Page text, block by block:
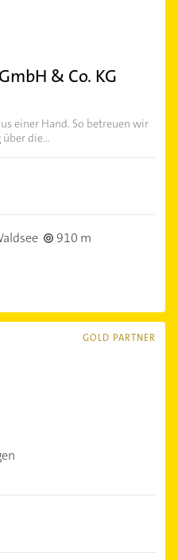
& Co. KG
einer Hand. So betreuen wir
die...
910 m
GOLD PARTNER